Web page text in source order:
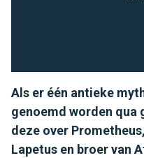
Als er één antieke
genoemd worden qua
deze over
Lapetus en broer van